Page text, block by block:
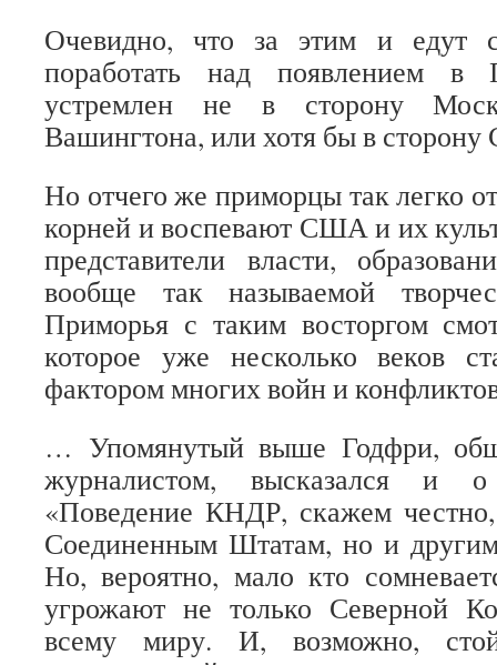
Очевидно, что за этим и едут
поработать над появлением в
устремлен не в сторону
Вашингтона, или хотя бы в
Но отчего же приморцы так легко
корней и воспевают США и их
представители власти,
вообще так называемой
Приморья с таким восторгом
которое уже несколько веков
фактором многих войн и
… Упомянутый выше Годфри,
журналистом, высказался и
«Поведение КНДР, скажем
Соединенным Штатам, но и
Но, вероятно, мало кто
угрожают не только Северной
всему миру. И, возможно,